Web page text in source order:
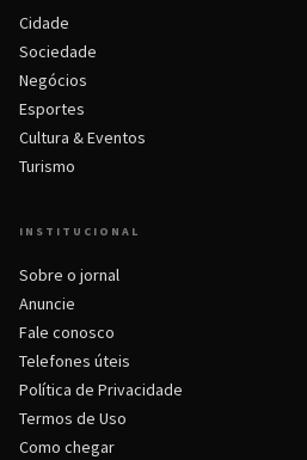
Cidade
Sociedade
Negócios
Esportes
Cultura & Eventos
Turismo
INSTITUCIONAL
Sobre o jornal
Anuncie
Fale conosco
Telefones úteis
Política de Privacidade
Termos de Uso
Como chegar